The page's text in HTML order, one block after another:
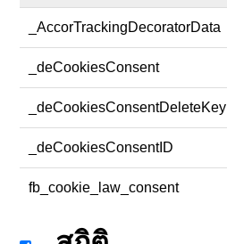
_AccorTrackingDecoratorData
_deCookiesConsent
_deCookiesConsentDeleteKey
_deCookiesConsentID
fb_cookie_law_consent